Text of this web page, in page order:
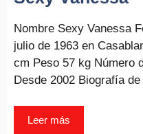
Nombre Sexy Vanessa
julio de 1963 en
cm Peso 57 kg Número
Desde 2002 Biografía
Leer más